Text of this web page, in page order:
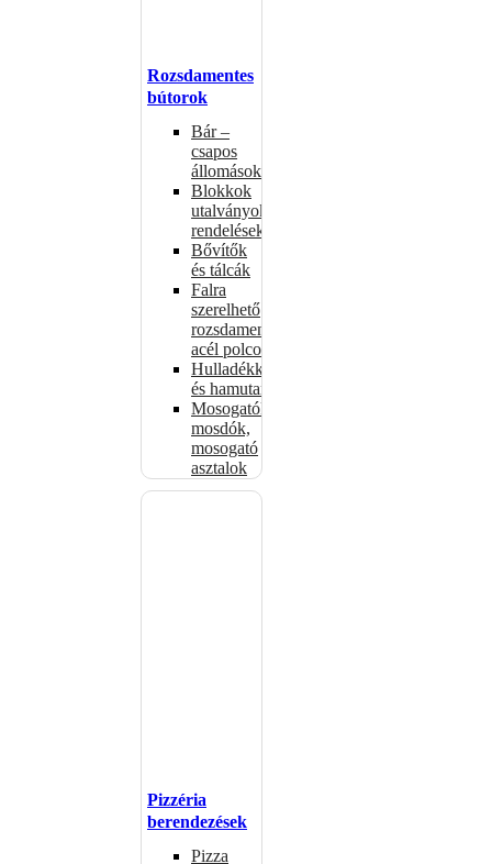
Rozsdamentes
bútorok
Bár –
csapos
állomások
Blokkok
utalványokhoz,
rendelésekhez
Bővítők
és tálcák
Falra
szerelhető
rozsdamentes
acél polcok
Hulladékkosarak
és hamutartók
Mosogatók,
mosdók,
mosogató
asztalok
Pizzéria
berendezések
Pizza